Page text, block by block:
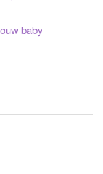
baby